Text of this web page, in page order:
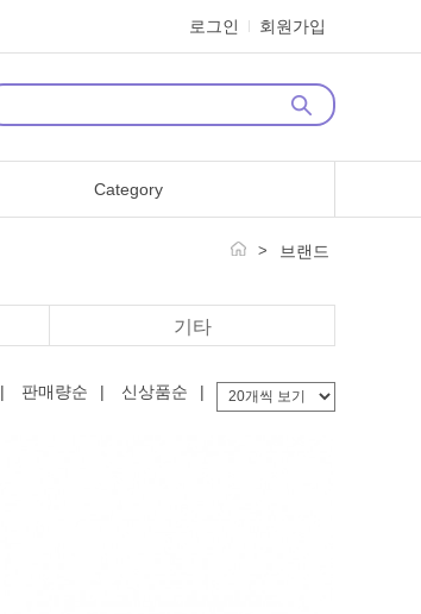
로그인 회원가입
Category
> 브랜드
기타
| 판매량순 | 신상품순 |